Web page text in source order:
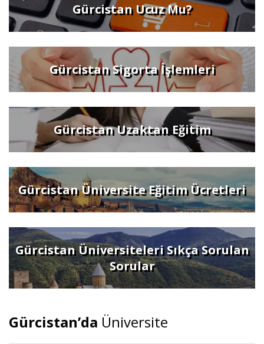
Gürcistan Ucuz Mu?
Gürcistan Sigorta İşlemleri
Gürcistan Uzaktan Eğitim
Gürcistan Üniversite Eğitim Ücretleri
Gürcistan Üniversiteleri Sıkça Sorulan
Sorular
Gürcistan’da Üniversite